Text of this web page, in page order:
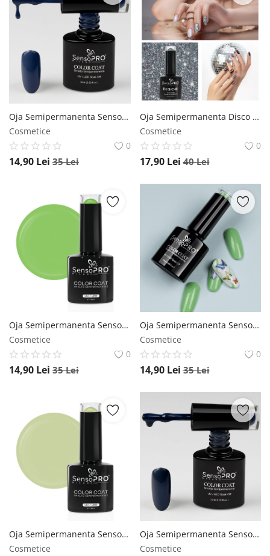
Oja Semipermanenta SensoPRO Milano 10ml - 104 Dark Amethyst SensoPRO Milano
Cosmetice
0
14,90 Lei 35Lei
Oja Semipermanenta Disco SensoPRO Milano 10ml - Best Night #06 SensoPRO Milano
Cosmetice
0
17,90 Lei 40Lei
Oja Semipermanenta SensoPRO Milano 10ml - 167 Green Madness SensoPRO Milano
Cosmetice
0
14,90 Lei 35Lei
Oja Semipermanenta SensoPRO Milano 10ml - 164 Green Sorbet SensoPRO Milano
Cosmetice
0
14,90 Lei 35Lei
Oja Semipermanenta SensoPRO Milano 10ml - 160 Cashmere Touch SensoPRO Milano
Cosmetice
Oja Semipermanenta SensoPRO Milano 10ml - 037 Deep Blue SensoPRO Milano
Cosmetice